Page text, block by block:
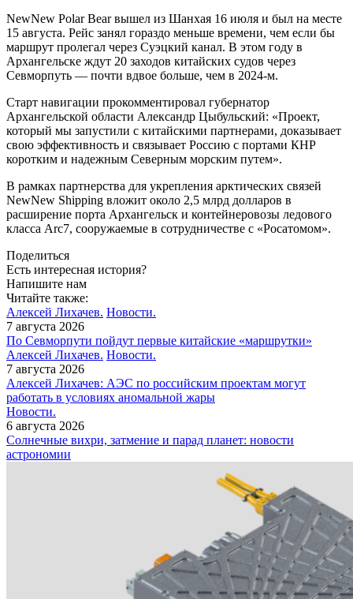
NewNew Polar Bear вышел из Шанхая 16 июля и был на месте
15 августа. Рейс занял гораздо меньше времени, чем если бы
маршрут пролегал через Суэцкий канал. В этом году в
Архангельске ждут 20 заходов китайских судов через
Севморпуть — ​почти вдвое больше, чем в 2024-м.
Старт навигации прокомментировал губернатор
Архангельской области Александр Цыбульский: «Проект,
который мы запустили с китайскими партнерами, доказывает
свою эффективность и связывает Россию с портами КНР
коротким и надежным Северным морским путем».
В рамках партнерства для укрепления арктических связей
NewNew Shipping вложит около 2,5 млрд долларов в
расширение порта Архангельск и контейнеровозы ледового
класса Arc7, сооружаемые в сотрудничестве с «Росатомом».
Поделиться
Есть интересная история?
Напишите нам
Читайте также:
Алексей Лихачев. Новости.
7 августа 2026
По Севморпути пойдут первые китайские «маршрутки»
Алексей Лихачев. Новости.
7 августа 2026
Алексей Лихачев: АЭС по российским проектам могут
работать в условиях аномальной жары
Новости.
6 августа 2026
Солнечные вихри, затмение и парад планет: новости
астрономии